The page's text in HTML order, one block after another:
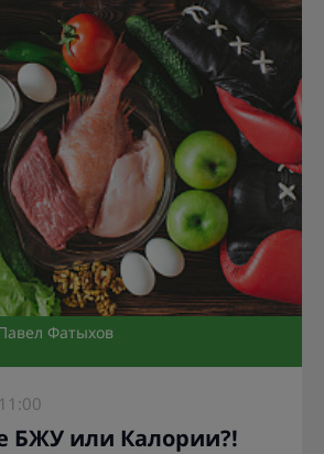
Фатыхов
БЖУ или Калории?!